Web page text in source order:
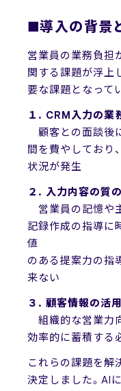
■導入の背景
営業員の業務負担
関する課題が浮上
要な課題となって
１. CRM入力の業
顧客との面談後
間を費やしており
状況が発生
２. 入力内容の質
営業員の記憶や
記録作成の指導に
値
のある提案力の指
来ない
３. 顧客情報の活
組織的な営業力
効率的に蓄積する
これらの課題を解
決定しました。AI